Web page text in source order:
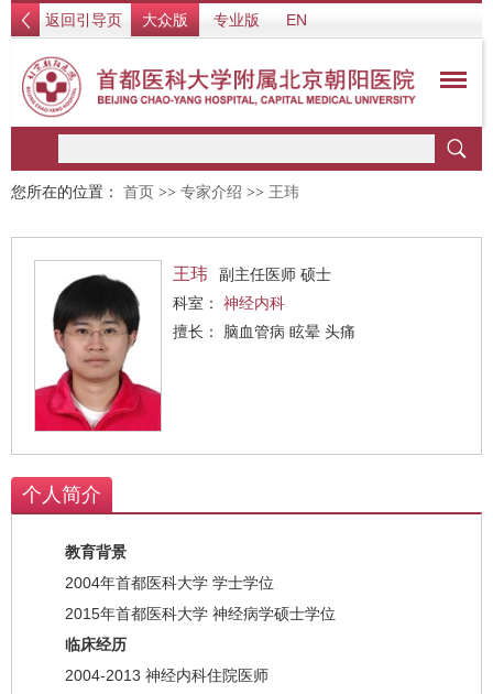
返回引导页 大众版 专业版 EN
您所在的位置： 首页 >> 专家介绍 >> 王玮
王玮
副主任医师 硕士
科室： 神经内科
擅长： 脑血管病 眩晕 头痛
个人简介
教育背景
2004年首都医科大学 学士学位
2015年首都医科大学 神经病学硕士学位
临床经历
2004-2013 神经内科住院医师